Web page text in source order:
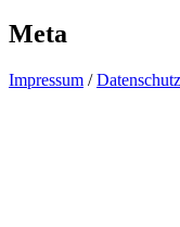
Meta
Impressum /Datenschutz